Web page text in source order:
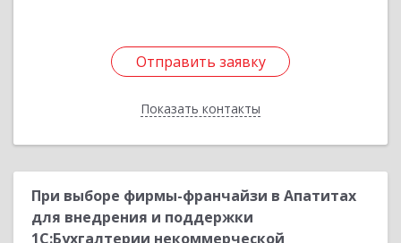
Отправить заявку
Показать контакты
Отправить заявку
Назад
При выборе фирмы-франчайзи в Апатитах
для внедрения и поддержки
1С:Бухгалтерии некоммерческой